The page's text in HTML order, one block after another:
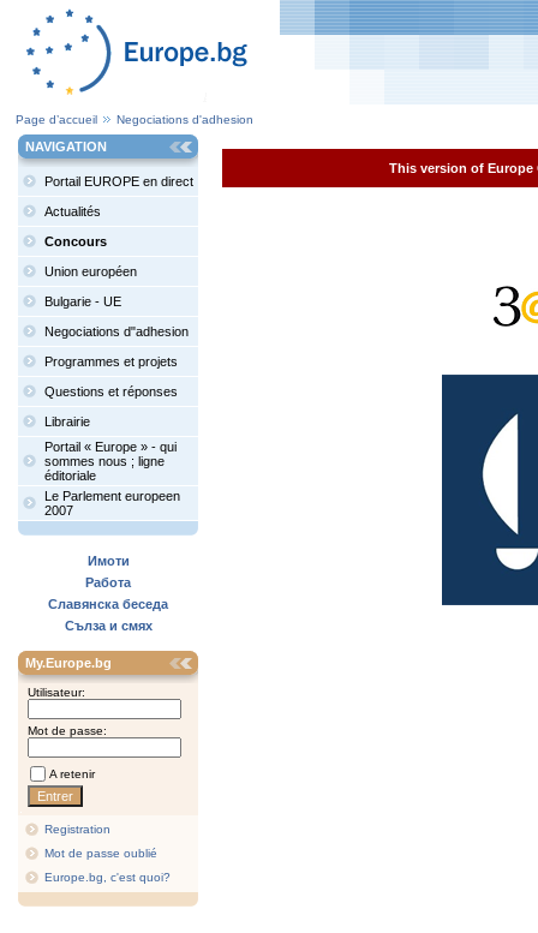
Page d’accueil Negociations d'adhesion
NAVIGATION
Portail EUROPE en direct
Actualités
Concours
Union européen
Bulgarie - UE
Negociations d"adhesion
Programmes et projets
Questions et réponses
Librairie
Portail « Europe » - qui
sommes nous ; ligne
éditoriale
Le Parlement europeen
2007
Имоти
Работа
Славянска беседа
Сълза и смях
My.Europe.bg
Utilisateur:
Mot de passe:
A retenir
Registration
Mot de passe oublié
Europe.bg, c'est quoi?
This version of Europe